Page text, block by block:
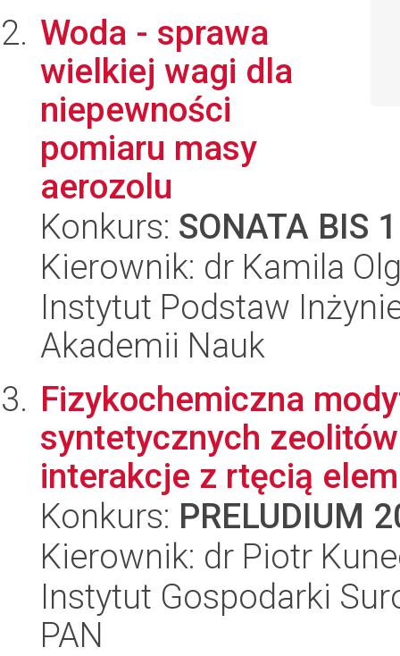
Woda - sprawa
wielkiej wagi dla
niepewności
pomiaru masy
aerozolu
Konkurs: SONATA BIS
Kierownik: dr Kamila
Instytut Podstaw
Akademii Nauk
Fizykochemiczna
syntetycznych
interakcje z rtęcią
Konkurs: PRELUDIUM
Kierownik: dr Piotr
Instytut Gospodarki
PAN